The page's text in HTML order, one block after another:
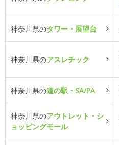
神奈川県のタワー・展望台
神奈川県のアスレチック
神奈川県の道の駅・SA/PA
神奈川県のアウトレット・シ
ョッピングモール